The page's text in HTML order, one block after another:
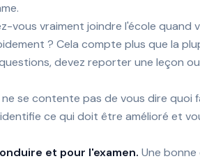
vous vraiment joindre l'école quand
? Cela compte plus que la
devez reporter une leçon
se contente pas de vous dire quoi
ce qui doit être amélioré et
et pour l'examen. Une bonne